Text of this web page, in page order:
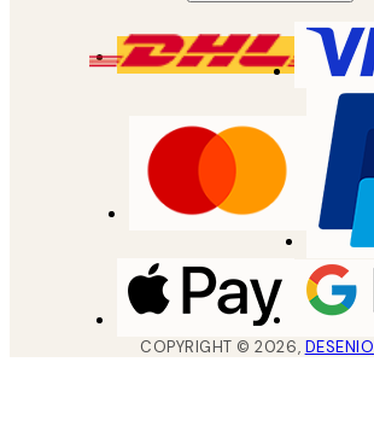
COPYRIGHT ©2026, DESENIO